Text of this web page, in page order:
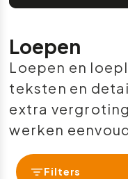
Loepen
Loepen en
teksten en
extra
werken
Filters